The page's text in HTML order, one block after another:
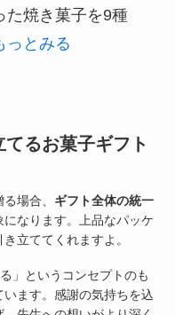
た焼き菓子を9種
っとみる
るお菓子ギフト
場合、 ギフト全体の統一
なります。上品なパッケ
立ててくれますよ。
」というコンセプトのも
ます。感謝の気持ちを込